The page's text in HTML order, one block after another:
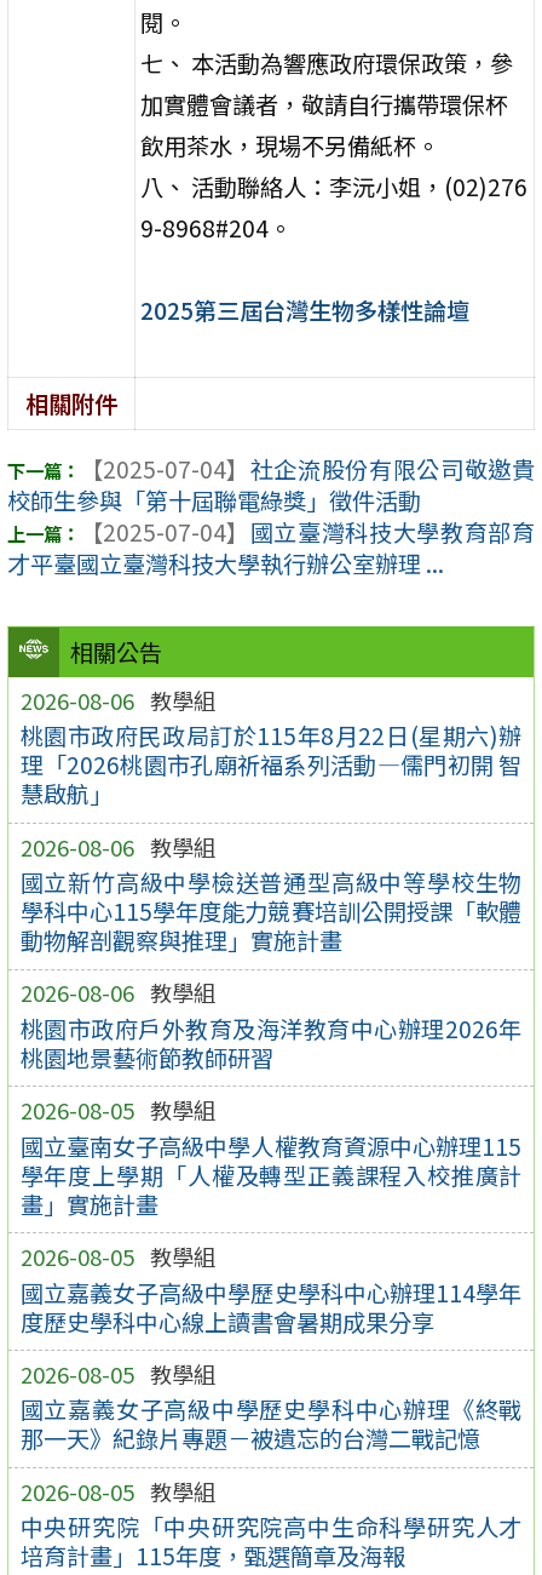
相關公告
2026-08-06 教學組
桃園市政府民政局訂於115年8月22日(星期六)辦
理「2026桃園市孔廟祈福系列活動—儒門初開 智
慧啟航」
2026-08-06 教學組
國立新竹高級中學檢送普通型高級中等學校生物
學科中心115學年度能力競賽培訓公開授課「軟體
動物解剖觀察與推理」實施計畫
2026-08-06 教學組
桃園市政府戶外教育及海洋教育中心辦理2026年
桃園地景藝術節教師研習
2026-08-05 教學組
國立臺南女子高級中學人權教育資源中心辦理115
學年度上學期「人權及轉型正義課程入校推廣計
畫」實施計畫
2026-08-05 教學組
國立嘉義女子高級中學歷史學科中心辦理114學年
度歷史學科中心線上讀書會暑期成果分享
2026-08-05 教學組
國立嘉義女子高級中學歷史學科中心辦理《終戰
那一天》紀錄片專題－被遺忘的台灣二戰記憶
2026-08-05 教學組
中央研究院「中央研究院高中生命科學研究人才
培育計畫」115年度，甄選簡章及海報
閱。
七、 本活動為響應政府環保政策，參
加實體會議者，敬請自行攜帶環保杯
飲用茶水，現場不另備紙杯。
八、 活動聯絡人：李沅小姐，(02)276
9-8968#204。
2025第三屆台灣生物多樣性論壇
相關附件
【2025-07-04】 社企流股份有限公司敬邀貴
校師生參與「第十屆聯電綠獎」徵件活動
【2025-07-04】 國立臺灣科技大學教育部育
才平臺國立臺灣科技大學執行辦公室辦理 ...